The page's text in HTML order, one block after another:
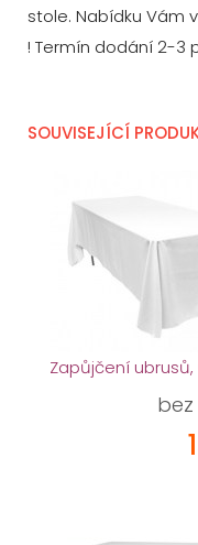
stole. Nabídku Vám
! Termín dodání 2-3
SOUVISEJÍCÍ
Zapůjčení
bez